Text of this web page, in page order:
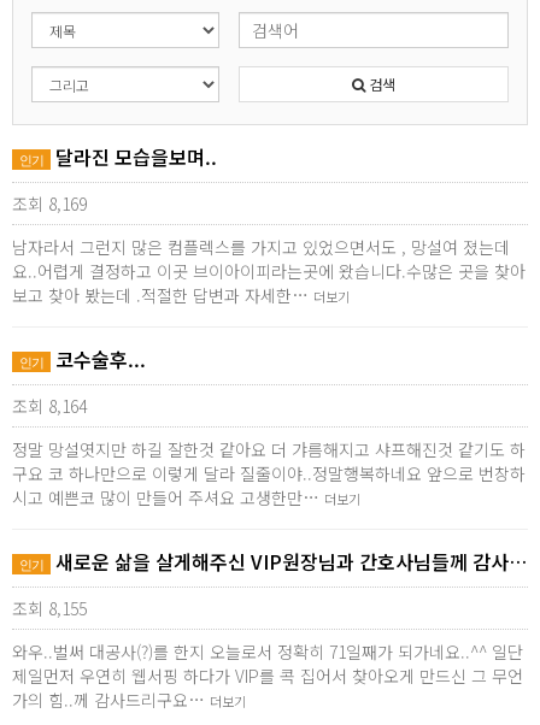
검색
인기 달라진 모습을보며..
조회 8,169
남자라서 그런지 많은 컴플렉스를 가지고 있었으면서도 , 망설여 졌는데
요..어렵게 결정하고 이곳 브이아이피라는곳에 왔습니다.수많은 곳을 찾아
보고 찾아 봤는데 .적절한 답변과 자세한… 더보기
인기 코수술후...
조회 8,164
정말 망설엿지만 하길 잘한것 같아요 더 갸름해지고 샤프해진것 같기도 하
구요 코 하나만으로 이렇게 달라 질줄이야..정말행복하네요 앞으로 번창하
시고 예쁜코 많이 만들어 주셔요 고생한만… 더보기
인기 새로운 삶을 살게해주신 VIP원장님과 간호사님들께 감사…
조회 8,155
와우..벌써 대공사(?)를 한지 오늘로서 정확히 71일째가 되가네요..^^ 일단
제일먼저 우연히 웹서핑 하다가 VIP를 콕 집어서 찾아오게 만드신 그 무언
가의 힘..께 감사드리구요… 더보기